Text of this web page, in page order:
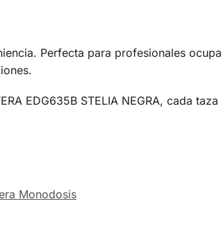
Perfecta para profesionales
EDG635B STELIA NEGRA, cada taza
Monodosis